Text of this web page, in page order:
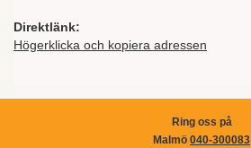
Direktlänk:
Högerklicka och kopiera adressen
Ring oss på
Malmö 040-300083